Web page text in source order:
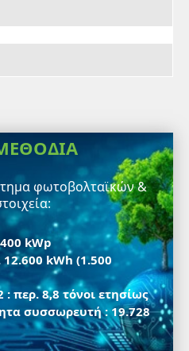
φωτοβολταϊκών &
kWp
kWh (1.500
περ. 8,8 τόνοι ετησίως
συσσωρευτή : 19.728